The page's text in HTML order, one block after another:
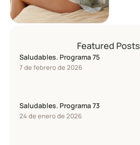
Featured Posts
Saludables. Programa 75
7 de febrero de 2026
Saludables. Programa 73
24 de enero de 2026